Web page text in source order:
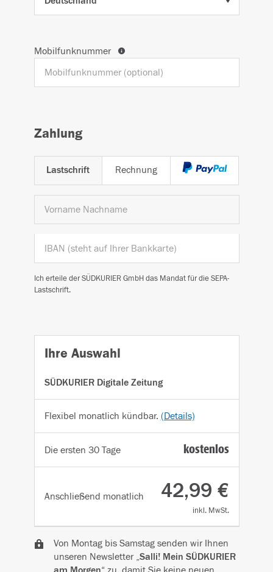
Mobilfunknummer
Zahlung
Lastschrift Rechnung
Ich erteile der SÜDKURIER GmbH das Mandat für die SEPA-
Lastschrift.
Ihre Auswahl
SÜDKURIER Digitale Zeitung
Flexibel monatlich kündbar. (Details)
Die ersten 30 Tage kostenlos
Anschließend monatlich 42,99 €
inkl. MwSt.
Von Montag bis Samstag senden wir Ihnen
unseren Newsletter „Salli! Mein SÜDKURIER